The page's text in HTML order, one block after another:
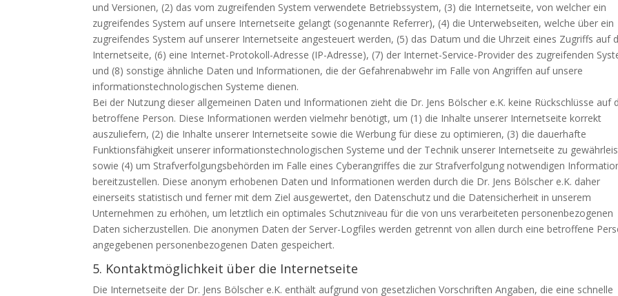
und Versionen, (2) das vom zugreifenden System verwendete Betriebssystem, (3) die Internetseite, von welcher ein
zugreifendes System auf unsere Internetseite gelangt (sogenannte Referrer), (4) die Unterwebseiten, welche über ein
zugreifendes System auf unserer Internetseite angesteuert werden, (5) das Datum und die Uhrzeit eines Zugriffs auf
Internetseite, (6) eine Internet-Protokoll-Adresse (IP-Adresse), (7) der Internet-Service-Provider des zugreifenden
und (8) sonstige ähnliche Daten und Informationen, die der Gefahrenabwehr im Falle von Angriffen auf unsere
informationstechnologischen Systeme dienen.
Bei der Nutzung dieser allgemeinen Daten und Informationen zieht die Dr. Jens Bölscher e.K. keine Rückschlüsse auf
betroffene Person. Diese Informationen werden vielmehr benötigt, um (1) die Inhalte unserer Internetseite korrekt
auszuliefern, (2) die Inhalte unserer Internetseite sowie die Werbung für diese zu optimieren, (3) die dauerhafte
Funktionsfähigkeit unserer informationstechnologischen Systeme und der Technik unserer Internetseite zu
sowie (4) um Strafverfolgungsbehörden im Falle eines Cyberangriffes die zur Strafverfolgung notwendigen
bereitzustellen. Diese anonym erhobenen Daten und Informationen werden durch die Dr. Jens Bölscher e.K. daher
einerseits statistisch und ferner mit dem Ziel ausgewertet, den Datenschutz und die Datensicherheit in unserem
Unternehmen zu erhöhen, um letztlich ein optimales Schutzniveau für die von uns verarbeiteten personenbezogenen
Daten sicherzustellen. Die anonymen Daten der Server-Logfiles werden getrennt von allen durch eine betroffene
angegebenen personenbezogenen Daten gespeichert.
5. Kontaktmöglichkeit über die Internetseite
Die Internetseite der Dr. Jens Bölscher e.K. enthält aufgrund von gesetzlichen Vorschriften Angaben, die eine schnelle